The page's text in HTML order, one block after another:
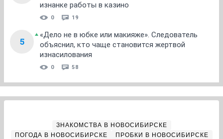
изнанке работы в казино
0 19
5
«Дело не в юбке или макияже». Следователь
объяснил, кто чаще становится жертвой
изнасилования
0 58
ЗНАКОМСТВА В НОВОСИБИРСКЕ
ПОГОДА В НОВОСИБИРСКЕ
ПРОБКИ В НОВОСИБИРСКЕ